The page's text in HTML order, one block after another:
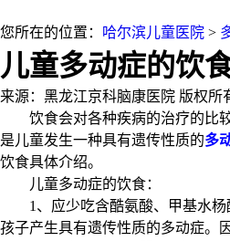
您所在的位置： 哈尔滨儿童医院 >
儿童多动症的饮
来源：黑龙江京科脑康医院 版权所
饮食会对各种疾病的治疗的比
是儿童发生一种具有遗传性质的多
饮食具体介绍。
儿童多动症的饮食：
1、应少吃含酷氨酸、甲基水杨
孩子产生具有遗传性质的多动症。